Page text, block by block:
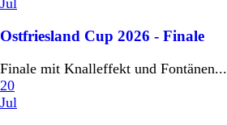
Jul
Ostfriesland Cup 2026 - Finale
Finale mit Knalleffekt und Fontänen...
20
Jul